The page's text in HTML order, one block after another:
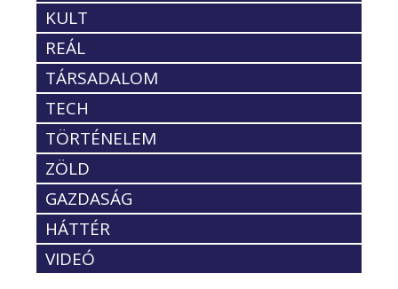
KULT
REÁL
TÁRSADALOM
TECH
TÖRTÉNELEM
ZÖLD
GAZDASÁG
HÁTTÉR
VIDEÓ